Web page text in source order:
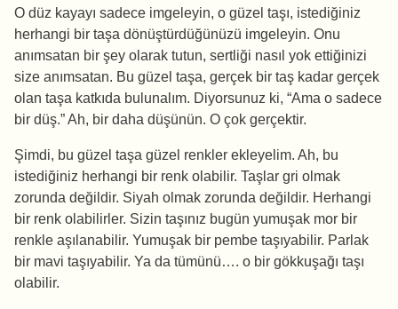
O düz kayayı sadece imgeleyin, o güzel taşı, istediğiniz
herhangi bir taşa dönüştürdüğünüzü imgeleyin. Onu
anımsatan bir şey olarak tutun, sertliği nasıl yok ettiğinizi
size anımsatan. Bu güzel taşa, gerçek bir taş kadar gerçek
olan taşa katkıda bulunalım. Diyorsunuz ki, “Ama o sadece
bir düş.” Ah, bir daha düşünün. O çok gerçektir.
Şimdi, bu güzel taşa güzel renkler ekleyelim. Ah, bu
istediğiniz herhangi bir renk olabilir. Taşlar gri olmak
zorunda değildir. Siyah olmak zorunda değildir. Herhangi
bir renk olabilirler. Sizin taşınız bugün yumuşak mor bir
renkle aşılanabilir. Yumuşak bir pembe taşıyabilir. Parlak
bir mavi taşıyabilir. Ya da tümünü…. o bir gökkuşağı taşı
olabilir.